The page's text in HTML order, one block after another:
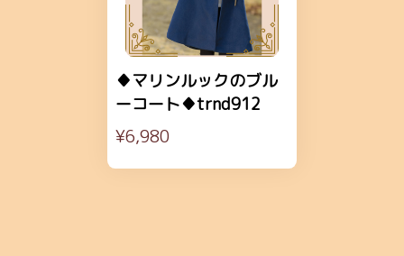
♦マリンルックのブル
ーコート♦trnd912
¥6,980